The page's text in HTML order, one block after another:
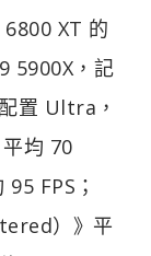
XT 的
5900X，記
置 Ultra，
均 70
FPS；
）》平